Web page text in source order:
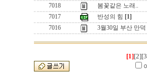
7018
봄꽃같은 노래..
7017
반성의 힘 [1]
7016
3월30일 부산 만
[1][2]